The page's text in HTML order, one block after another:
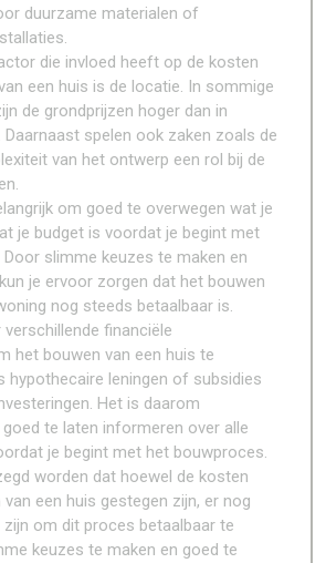
duurzame materialen of
die invloed heeft op de kosten
een huis is de locatie. In sommige
de grondprijzen hoger dan in
Daarnaast spelen ook zaken zoals de
van het ontwerp een rol bij de
om goed te overwegen wat je
je budget is voordat je begint met
slimme keuzes te maken en
je ervoor zorgen dat het bouwen
nog steeds betaalbaar is.
verschillende financiële
het bouwen van een huis te
hypothecaire leningen of subsidies
Het is daarom
te laten informeren over alle
je begint met het bouwproces.
worden dat hoewel de kosten
een huis gestegen zijn, er nog
om dit proces betaalbaar te
keuzes te maken en goed te